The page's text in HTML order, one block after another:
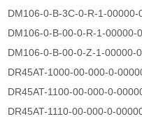
DM106-0-B-3C-0-R-1-00000-
DM106-0-B-00-0-R-1-00000-
DM106-0-B-00-0-Z-1-00000-
DR45AT-1000-00-000-0-
DR45AT-1100-00-000-0-
DR45AT-1110-00-000-0-